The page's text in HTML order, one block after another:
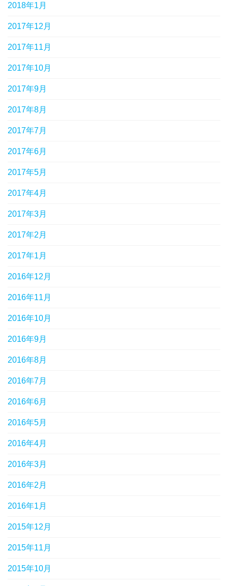
2018年1月
2017年12月
2017年11月
2017年10月
2017年9月
2017年8月
2017年7月
2017年6月
2017年5月
2017年4月
2017年3月
2017年2月
2017年1月
2016年12月
2016年11月
2016年10月
2016年9月
2016年8月
2016年7月
2016年6月
2016年5月
2016年4月
2016年3月
2016年2月
2016年1月
2015年12月
2015年11月
2015年10月